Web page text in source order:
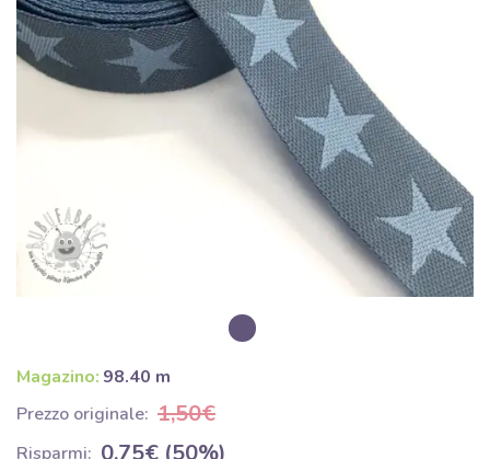
Magazino: 98.40 m
Prezzo originale: 1,50€
Risparmi: 0,75€ (50%)